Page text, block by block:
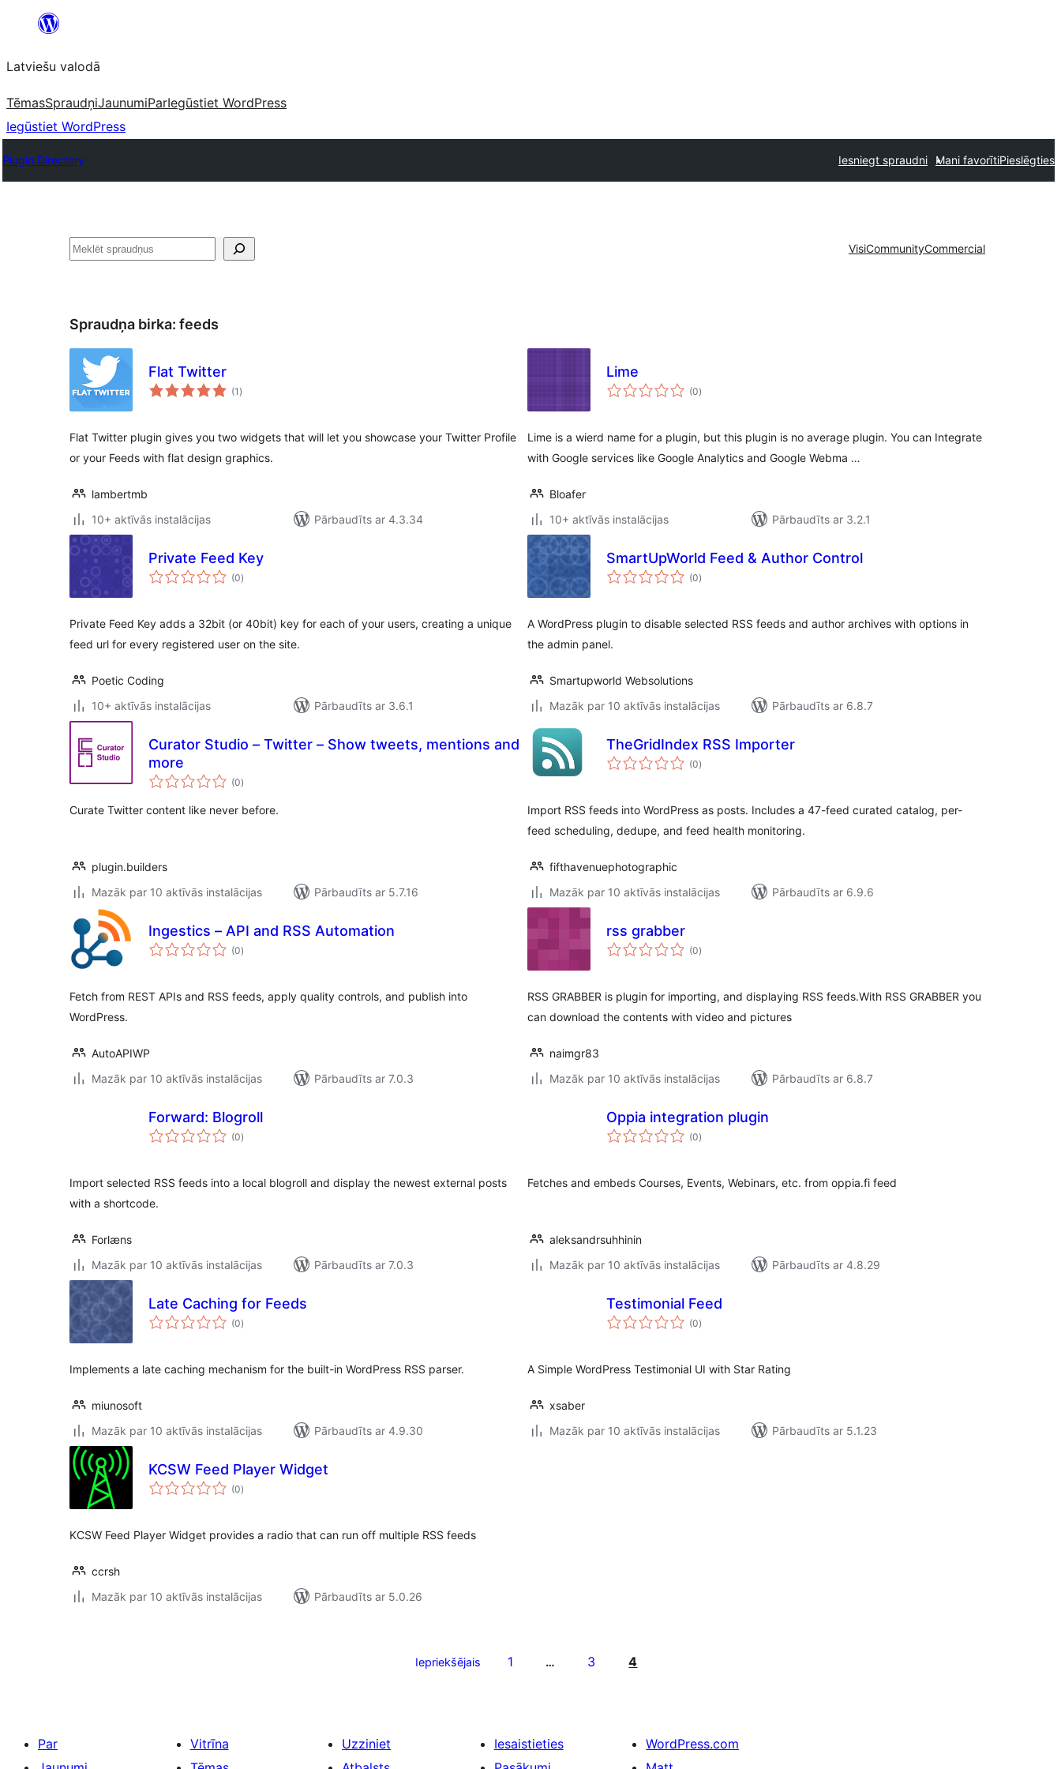
Pāriet
saturu
Latviešu valodā
TēmasSpraudņiJaunumiParIegūstiet WordPress
Iegūstiet WordPress
Plugin Directory Iesniegt spraudni Mani favorītiPieslēgties
Meklēt VisiCommunityCommercial
Spraudņa birka: feeds
Flat Twitter
(1 vērtējumu
kopsumma
)
Flat Twitter plugin gives you two widgets that will let you showcase your Twitter Profile
or your Feeds with flat design graphics.
lambertmb
10+ aktīvās instalācijas
Pārbaudīts ar 4.3.34
Lime
(0vērtējumu
kopsumma
)
Lime is a wierd name for a plugin, but this plugin is no average plugin. You can Integrate
with Google services like Google Analytics and Google Webma …
Bloafer
10+ aktīvās instalācijas
Pārbaudīts ar 3.2.1
Private Feed Key
(0vērtējumu
kopsumma
)
Private Feed Key adds a 32bit (or 40bit) key for each of your users, creating a unique
feed url for every registered user on the site.
Poetic Coding
10+ aktīvās instalācijas
Pārbaudīts ar 3.6.1
SmartUpWorld Feed & Author Control
(0vērtējumu
kopsumma
)
A WordPress plugin to disable selected RSS feeds and author archives with options in
the admin panel.
Smartupworld Websolutions
Mazāk par 10 aktīvās instalācijas
Pārbaudīts ar 6.8.7
Curator Studio – Twitter – Show tweets, mentions and
more
(0vērtējumu
kopsumma
)
Curate Twitter content like never before.
plugin.builders
Mazāk par 10 aktīvās instalācijas
Pārbaudīts ar 5.7.16
TheGridIndex RSS Importer
(0vērtējumu
kopsumma
)
Import RSS feeds into WordPress as posts. Includes a 47-feed curated catalog, per-
feed scheduling, dedupe, and feed health monitoring.
fifthavenuephotographic
Mazāk par 10 aktīvās instalācijas
Pārbaudīts ar 6.9.6
Ingestics – API and RSS Automation
(0vērtējumu
kopsumma
)
Fetch from REST APIs and RSS feeds, apply quality controls, and publish into
WordPress.
AutoAPIWP
Mazāk par 10 aktīvās instalācijas
Pārbaudīts ar 7.0.3
rss grabber
(0vērtējumu
kopsumma
)
RSS GRABBER is plugin for importing, and displaying RSS feeds.With RSS GRABBER you
can download the contents with video and pictures
naimgr83
Mazāk par 10 aktīvās instalācijas
Pārbaudīts ar 6.8.7
Forward: Blogroll
(0vērtējumu
kopsumma
)
Import selected RSS feeds into a local blogroll and display the newest external posts
with a shortcode.
Forlæns
Mazāk par 10 aktīvās instalācijas
Pārbaudīts ar 7.0.3
Oppia integration plugin
(0vērtējumu
kopsumma
)
Fetches and embeds Courses, Events, Webinars, etc. from oppia.fi feed
aleksandrsuhhinin
Mazāk par 10 aktīvās instalācijas
Pārbaudīts ar 4.8.29
Late Caching for Feeds
(0vērtējumu
kopsumma
)
Implements a late caching mechanism for the built-in WordPress RSS parser.
miunosoft
Mazāk par 10 aktīvās instalācijas
Pārbaudīts ar 4.9.30
Testimonial Feed
(0vērtējumu
kopsumma
)
A Simple WordPress Testimonial UI with Star Rating
xsaber
Mazāk par 10 aktīvās instalācijas
Pārbaudīts ar 5.1.23
KCSW Feed Player Widget
(0vērtējumu
kopsumma
)
KCSW Feed Player Widget provides a radio that can run off multiple RSS feeds
ccrsh
Mazāk par 10 aktīvās instalācijas
Pārbaudīts ar 5.0.26
Iepriekšējais 1 … 3 4
Par
Vitrīna
Uzziniet
Iesaistieties
WordPress.com